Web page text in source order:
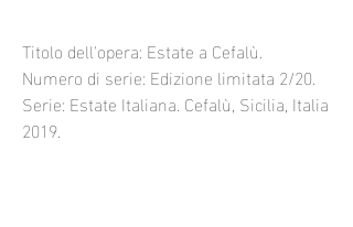
Titolo dell'opera: Estate a Cefalù.
Numero di serie: Edizione limitata 2/20.
Serie: Estate Italiana. Cefalù, Sicilia, Italia
2019.